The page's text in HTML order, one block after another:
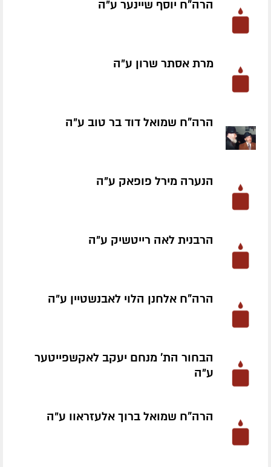
הרה"ח יוסף שיינער ע״ה
מרת אסתר שרון ע״ה
הרה"ח שמואל דוד בר טוב ע״ה
הנערה מירל פופאק ע״ה
הרבנית לאה רייטשיק ע״ה
הרה"ח אלחנן הלוי לאבנשטיין ע״ה
הבחור הת' מנחם יעקב לאקשפייטער
ע״ה
הרה"ח שמואל ברוך אלעזראוו ע״ה